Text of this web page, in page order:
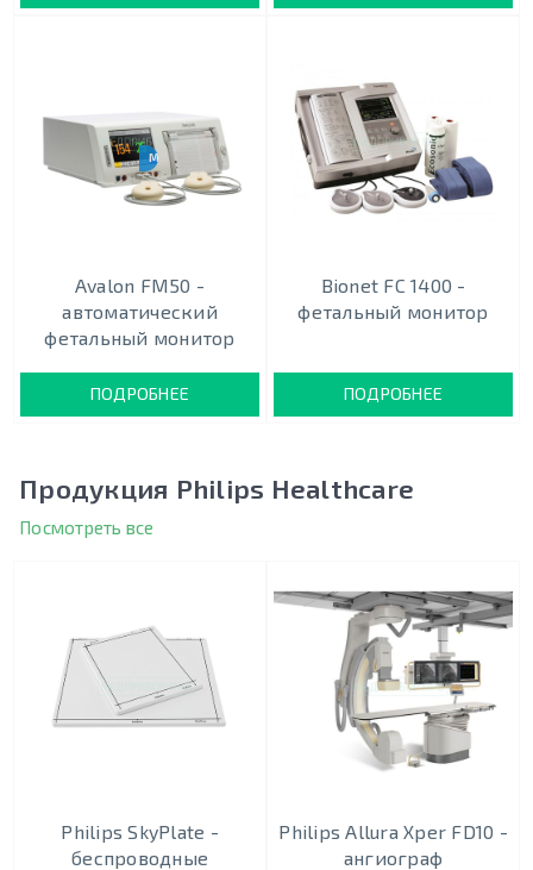
МОНИТОРИНГ ТРОЙНИ
Avalon FM50 -
автоматический
фетальный монитор
ПОДРОБНЕЕ
Bionet FC 1400 -
фетальный монитор
ПОДРОБНЕЕ
Продукция Philips Healthcare
Посмотреть все
Philips SkyPlate -
беспроводные
Philips Allura Xper FD10 -
ангиограф